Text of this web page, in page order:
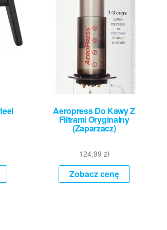
Aeropress Do Kawy Z
Filtrami Oryginalny
(Zaparzacz)
124,99 zł
Zobacz cenę